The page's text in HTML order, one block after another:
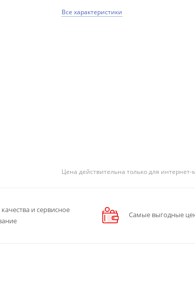
Все характеристики
Цена действительна только для
и сервисное
Самые выгодные